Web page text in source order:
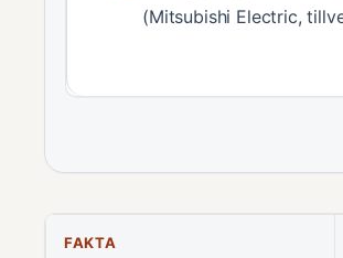
(Mitsubishi Electric,
FAKTA